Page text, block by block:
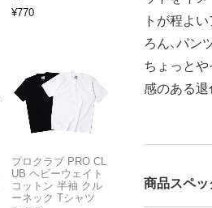
トが程よ
ろん、パン
ちょっとや
感のある退
商品スペッ
¥770
プロクラブ PRO CL
UB ヘビーウェイト
コットン 半袖 クル
ーネック Tシャツ